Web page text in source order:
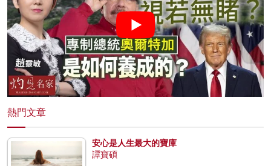
熱門文章
安心是人生最大的寶庫
譚寶碩